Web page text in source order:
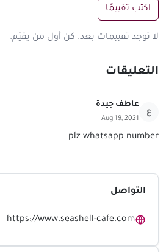
اكتب تقييمًا
لا توجد تقييمات بعد. كن أول من يقيّم.
التعليقات
ع
عاطف جيدة
Aug 19, 2021
plz whatsapp number
التواصل
https://www.seashell-cafe.com